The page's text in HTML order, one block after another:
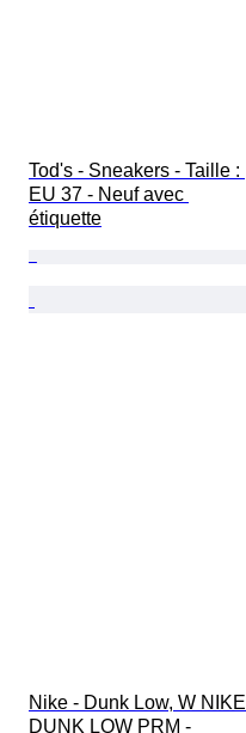
Tod's - Sneakers - Taille :
EU 37 - Neuf avec
étiquette
Nike - Dunk Low, W NIKE
DUNK LOW PRM -